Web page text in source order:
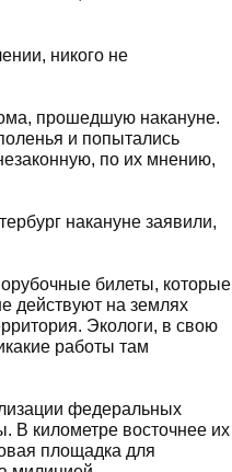
никого не
прошедшую накануне.
и попытались
по их мнению,
накануне заявили,
билеты, которые
действуют на землях
Экологи, в свою
работы там
федеральных
В километре восточнее их
площадка для